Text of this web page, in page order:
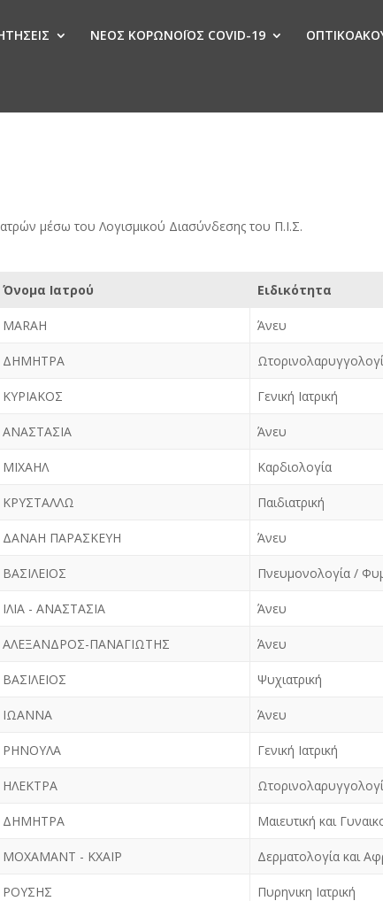
ΝΕΟΣ ΚΟΡΩΝΟΪΟΣ COVID-19
μέσω του Λογισμικού Διασύνδεσης του Π.Ι.Σ.
Όνομα Ιατρού Ειδικότητα
MARAH Άνευ
ΔΗΜΗΤΡΑ
ΚΥΡΙΑΚΟΣ Γενική Ιατρική
ΑΝΑΣΤΑΣΙΑ Άνευ
ΜΙΧΑΗΛ Καρδιολογία
ΚΡΥΣΤΑΛΛΩ Παιδιατρική
ΔΑΝΑΗ ΠΑΡΑΣΚΕΥΗ Άνευ
ΒΑΣΙΛΕΙΟΣ Πνευμονολογία /
ΙΛΙΑ - ΑΝΑΣΤΑΣΙΑ Άνευ
ΑΛΕΞΑΝΔΡΟΣ-ΠΑΝΑΓΙΩΤΗΣ Άνευ
ΒΑΣΙΛΕΙΟΣ Ψυχιατρική
ΙΩΑΝΝΑ Άνευ
ΡΗΝΟΥΛΑ Γενική Ιατρική
ΗΛΕΚΤΡΑ
ΔΗΜΗΤΡΑ Μαιευτική και
ΜΟΧΑΜΑΝΤ - ΚΧΑΪΡ Δερματολογία και
ΡΟΥΣΗΣ Πυρηνικη Ιατρική